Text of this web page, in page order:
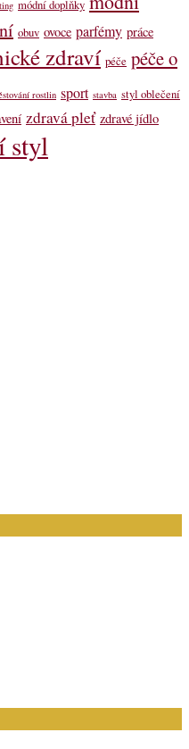
módní doplňky
obuv ovoce parfémy práce
zdraví péče péče o
rostlin sport stavba styl oblečení
zdravá pleť zdravé jídlo
styl